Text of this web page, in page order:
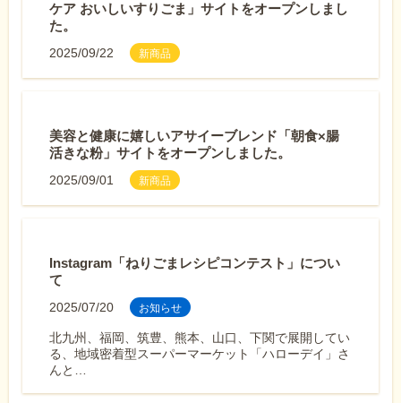
ケア おいしいすりごま」サイトをオープンしまし
た。
2025/09/22 新商品
美容と健康に嬉しいアサイーブレンド「朝食×腸
活きな粉」サイトをオープンしました。
2025/09/01 新商品
Instagram「ねりごまレシピコンテスト」につい
て
2025/07/20 お知らせ
北九州、福岡、筑豊、熊本、山口、下関で展開してい
る、地域密着型スーパーマーケット「ハローデイ」さ
んと…